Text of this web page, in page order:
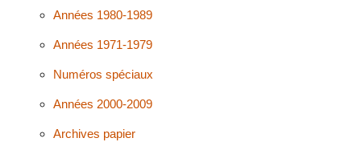
Années 1980-1989
Années 1971-1979
Numéros spéciaux
Années 2000-2009
Archives papier